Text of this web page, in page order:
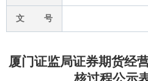
文 号
厦门证监局证券期货经